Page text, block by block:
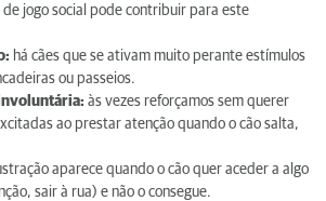
jogo social pode contribuir para este
há cães que se ativam muito perante estímulos
ou passeios.
às vezes reforçamos sem querer
ao prestar atenção quando o cão salta,
aparece quando o cão quer aceder a algo
sair à rua) e não o consegue.